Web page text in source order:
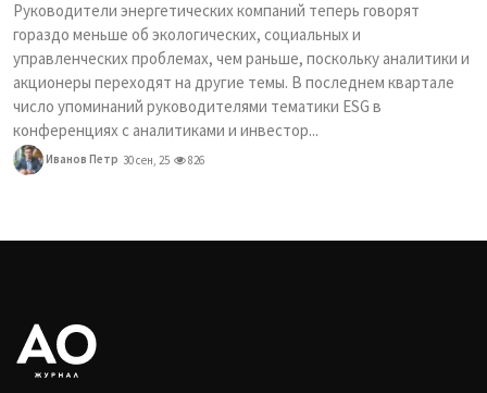
Руководители энергетических компаний теперь говорят
гораздо меньше об экологических, социальных и
управленческих проблемах, чем раньше, поскольку аналитики и
акционеры переходят на другие темы. В последнем квартале
число упоминаний руководителями тематики ESG в
конференциях с аналитиками и инвестор...
Иванов Петр 30 сен, 25 826